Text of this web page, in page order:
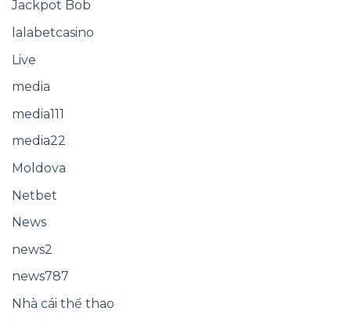
Jackpot Bob
lalabetcasino
Live
media
media111
media22
Moldova
Netbet
News
news2
news787
Nhà cái thể thao